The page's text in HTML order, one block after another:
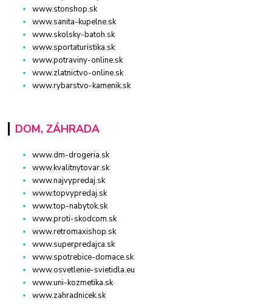
www.stonshop.sk
www.sanita-kupelne.sk
www.skolsky-batoh.sk
www.sportaturistika.sk
www.potraviny-online.sk
www.zlatnictvo-online.sk
www.rybarstvo-kamenik.sk
DOM, ZÁHRADA
www.dm-drogeria.sk
www.kvalitnytovar.sk
www.najvypredaj.sk
www.topvypredaj.sk
www.top-nabytok.sk
www.proti-skodcom.sk
www.retromaxishop.sk
www.superpredajca.sk
www.spotrebice-domace.sk
www.osvetlenie-svietidla.eu
www.uni-kozmetika.sk
www.zahradnicek.sk